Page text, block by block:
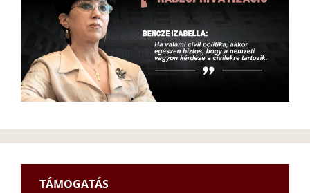
TÁMOGATÁS